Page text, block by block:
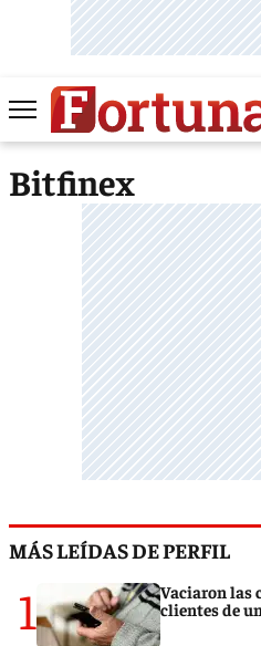
Bitfinex
MÁS LEÍDAS DE PERFIL
1
Vaciaron las
clientes de